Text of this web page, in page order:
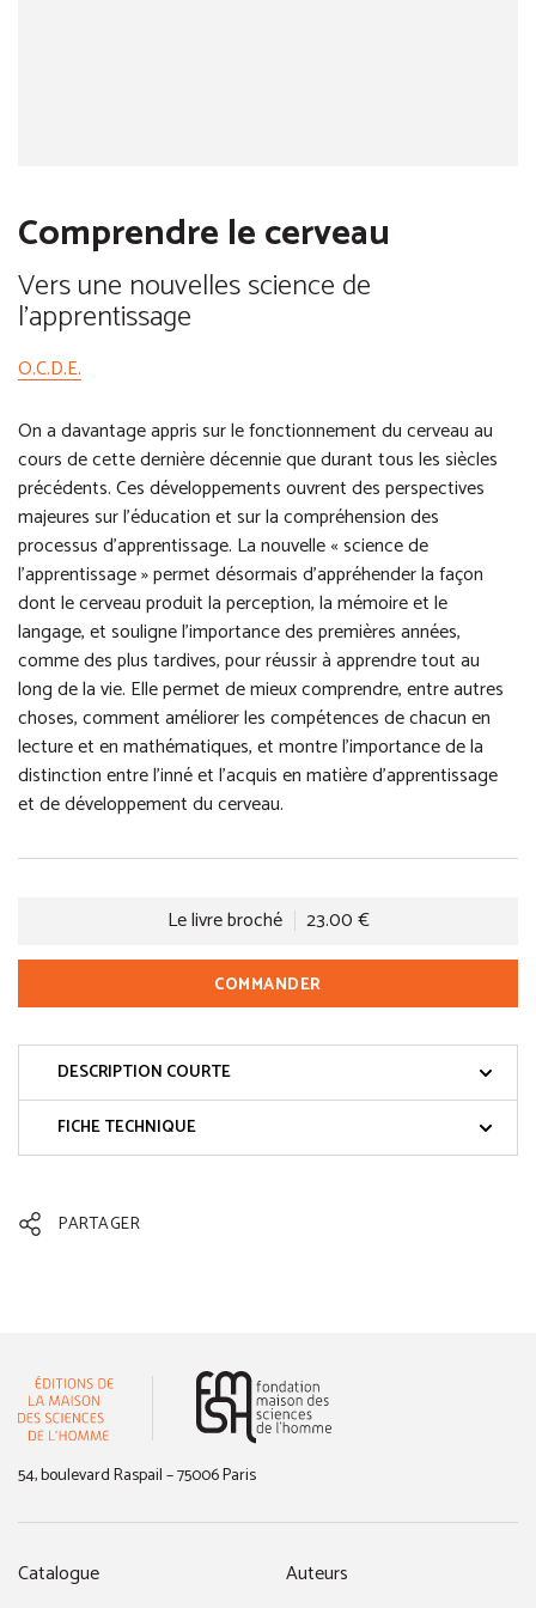
Comprendre le cerveau
Vers une nouvelles science de
l'apprentissage
O.C.D.E.
On a davantage appris sur le fonctionnement du cerveau au
cours de cette dernière décennie que durant tous les siècles
précédents. Ces développements ouvrent des perspectives
majeures sur l’éducation et sur la compréhension des
processus d’apprentissage. La nouvelle « science de
l’apprentissage » permet désormais d’appréhender la façon
dont le cerveau produit la perception, la mémoire et le
langage, et souligne l’importance des premières années,
comme des plus tardives, pour réussir à apprendre tout au
long de la vie. Elle permet de mieux comprendre, entre autres
choses, comment améliorer les compétences de chacun en
lecture et en mathématiques, et montre l’importance de la
distinction entre l’inné et l’acquis en matière d’apprentissage
et de développement du cerveau.
Le livre broché 23.00 €
COMMANDER
DESCRIPTION COURTE
FICHE TECHNIQUE
PARTAGER
54, boulevard Raspail – 75006 Paris
Catalogue
Auteurs